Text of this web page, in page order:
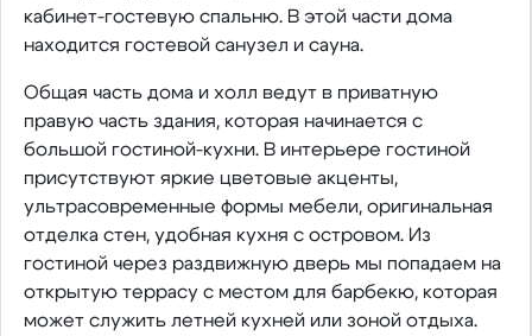
кабинет-гостевую спальню. В этой части дома
находится гостевой санузел и сауна.
Общая часть дома и холл ведут в приватную
правую часть здания, которая начинается с
большой гостиной-кухни. В интерьере гостиной
присутствуют яркие цветовые акценты,
ультрасовременные формы мебели, оригинальная
отделка стен, удобная кухня с островом. Из
гостиной через раздвижную дверь мы попадаем на
открытую террасу с местом для барбекю, которая
может служить летней кухней или зоной отдыха.